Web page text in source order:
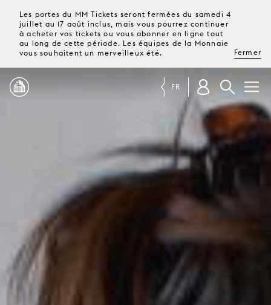
Les portes du MM Tickets seront fermées du samedi 4
juillet au 17 août inclus, mais vous pourrez continuer
à acheter vos tickets ou vous abonner en ligne tout
au long de cette période. Les équipes de la Monnaie
vous souhaitent un merveilleux été.
Fermer
PROGRAMME
MAGAZINE
TICKETS &
VOTRE
JEUNE
PUBLIC
FR